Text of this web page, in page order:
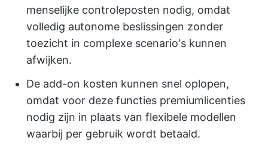
menselijke controleposten nodig, omdat
volledig autonome beslissingen zonder
toezicht in complexe scenario's kunnen
afwijken.
De add-on kosten kunnen snel oplopen,
omdat voor deze functies premiumlicenties
nodig zijn in plaats van flexibele modellen
waarbij per gebruik wordt betaald.